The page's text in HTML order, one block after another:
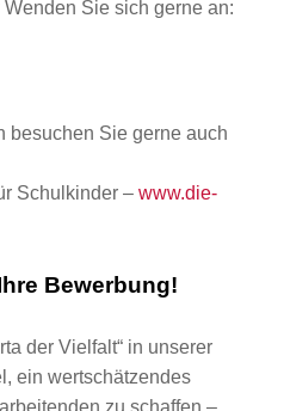
Sie sich gerne an:
besuchen Sie gerne auch
Schulkinder – www.die-
Bewerbung!
der Vielfalt“ in unserer
ein wertschätzendes
zu schaffen –